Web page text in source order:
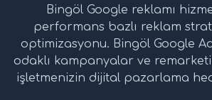
Bingöl Google reklamı
performans bazlı reklam
optimizasyonu. Bingöl Google
odaklı kampanyalar ve
işletmenizin dijital pazarlama